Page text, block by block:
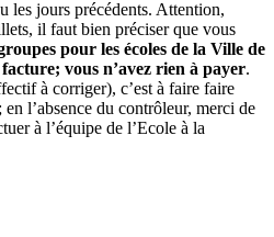
les jours précédents. Attention,
il faut bien préciser que vous
pour les écoles de la Ville de
vous n’avez rien à payer.
à corriger), c’est à faire faire
l’absence du contrôleur, merci de
à l’équipe de l’Ecole à la